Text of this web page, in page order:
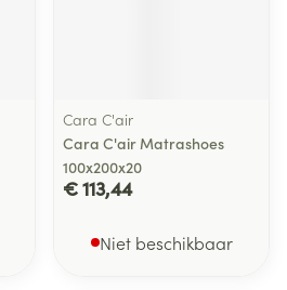
Cara C'air
Cara C'air Matrashoes
100x200x20
€ 113,44
Niet beschikbaar